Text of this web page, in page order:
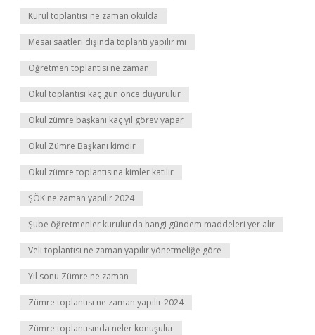
Kurul toplantısı ne zaman okulda
Mesai saatleri dışında toplantı yapılır mı
Öğretmen toplantısı ne zaman
Okul toplantısı kaç gün önce duyurulur
Okul zümre başkanı kaç yıl görev yapar
Okul Zümre Başkanı kimdir
Okul zümre toplantısına kimler katılır
ŞÖK ne zaman yapılır 2024
Şube öğretmenler kurulunda hangi gündem maddeleri yer alır
Veli toplantısı ne zaman yapılır yönetmeliğe göre
Yıl sonu Zümre ne zaman
Zümre toplantısı ne zaman yapılır 2024
Zümre toplantısında neler konuşulur